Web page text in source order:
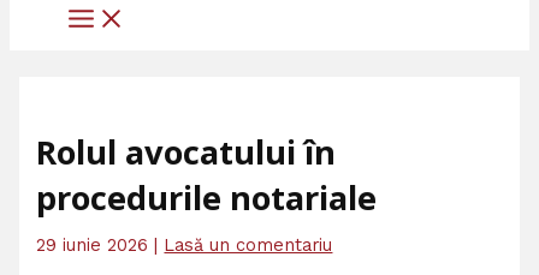
Rolul avocatului în
procedurile notariale
29 iunie 2026
Lasă un comentariu